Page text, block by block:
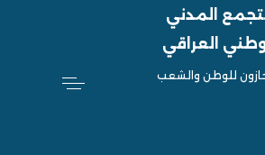
المدني
العراقي
للوطن والشعب